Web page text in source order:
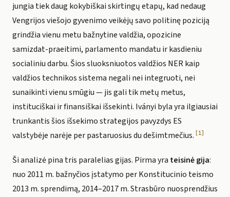
jungia tiek daug kokybiškai skirtingų etapų, kad nedaug
Vengrijos viešojo gyvenimo veikėjų savo politinę poziciją
grindžia vienu metu bažnytine valdžia, opozicine
samizdat-praeitimi, parlamento mandatu ir kasdieniu
socialiniu darbu. Šios sluoksniuotos valdžios NER kaip
valdžios technikos sistema negali nei integruoti, nei
sunaikinti vienu smūgiu — jis gali tik metų metus,
instituciškai ir finansiškai išsekinti. Iványi byla yra ilgiausiai
trunkantis šios išsekimo strategijos pavyzdys ES
valstybėje narėje per pastaruosius du dešimtmečius. [1]
Ši analizė pina tris paralelias gijas. Pirma yra teisinė gija:
nuo 2011 m. bažnyčios įstatymo per Konstitucinio teismo
2013 m. sprendimą, 2014–2017 m. Strasbūro nuosprendžius